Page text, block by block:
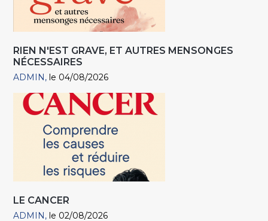
RIEN N'EST GRAVE, ET AUTRES MENSONGES
NÉCESSAIRES
ADMIN le 04/08/2026
LE CANCER
ADMIN le 02/08/2026